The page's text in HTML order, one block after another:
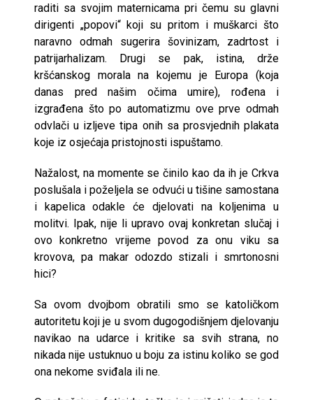
raditi sa svojim maternicama pri čemu su glavni
dirigenti „popovi“ koji su pritom i muškarci što
naravno odmah sugerira šovinizam, zadrtost i
patrijarhalizam. Drugi se pak, istina, drže
kršćanskog morala na kojemu je Europa (koja
danas pred našim očima umire), rođena i
izgrađena što po automatizmu ove prve odmah
odvlači u izljeve tipa onih sa prosvjednih plakata
koje iz osjećaja pristojnosti ispuštamo.
Nažalost, na momente se činilo kao da ih je Crkva
poslušala i poželjela se odvući u tišine samostana
i kapelica odakle će djelovati na koljenima u
molitvi. Ipak, nije li upravo ovaj konkretan slučaj i
ovo konkretno vrijeme povod za onu viku sa
krovova, pa makar odozdo stizali i smrtonosni
hici?
Sa ovom dvojbom obratili smo se katoličkom
autoritetu koji je u svom dugogodišnjem djelovanju
navikao na udarce i kritike sa svih strana, no
nikada nije ustuknuo u boju za istinu koliko se god
ona nekome sviđala ili ne.